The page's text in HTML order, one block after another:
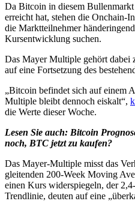
Da Bitcoin in diesem
erreicht hat, stehen die Onchain-
die Marktteilnehmer
Kursentwicklung suchen.
Das Mayer Multiple gehört dabei
auf eine Fortsetzung des
„Bitcoin befindet sich auf einem
Multiple bleibt dennoch eiskalt“,
die Werte dieser Woche.
Lesen Sie auch: Bitcoin
noch, BTC jetzt zu kaufen?
Das Mayer-Multiple misst das
gleitenden 200-Week Moving
einen Kurs widerspiegeln, der
Trendlinie, deuten auf eine